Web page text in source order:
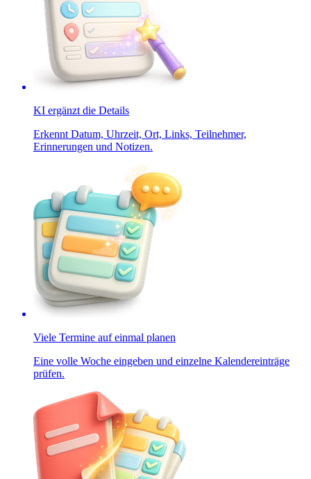
KI ergänzt die Details
Erkennt Datum, Uhrzeit, Ort, Links, Teilnehmer,
Erinnerungen und Notizen.
Viele Termine auf einmal planen
Eine volle Woche eingeben und einzelne Kalendereinträge
prüfen.